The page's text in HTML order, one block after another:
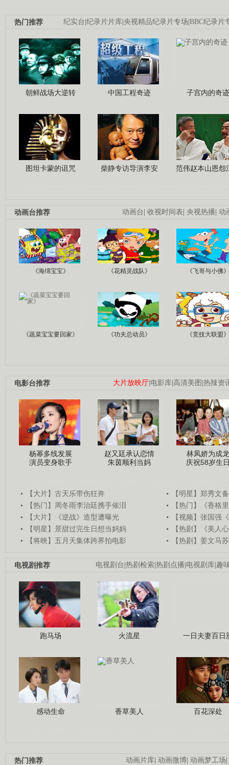
纪实台|纪录片片库|央视精品纪录片专场|BBC纪录片
热门推荐
朝鲜战场大逆转 中国工程奇迹 子宫内的奇迹
图坦卡蒙的诅咒 柴静专访导演李安 范伟赵本山恩怨
动画台| 收视时间表| 央视热播| 动
动画台推荐
《海绵宝宝》 《花精灵战队》 《飞哥与小佛》
《蔬菜宝宝要回家》 《功夫总动员》 《竞技大联盟》
大片放映厅|电影库|高清美图 |热辣资
电影台推荐
杨幂多线发展
演员变身歌手
赵又廷承认恋情
朱茵顺利当妈
林凤娇为成龙
庆祝58岁生
【大片】古天乐带伤狂奔
【明星】郑秀文
【热门】周冬雨李治廷携手催泪
【热门】《香格
【大片】《逆战》造型遭曝光
【视频】张国强
【明星】景甜过完生日想当妈妈
【热剧】《美人
【将映】五月天集体跨界拍电影
【热剧】姜文马
电视剧台|热剧检索|热剧点播|电视剧库|趣
电视剧推荐
跑马场 火流星 一日夫妻百日
感动生命 香草美人 百花深处
动画片库| 动画微博| 动画梦工场|
热门推荐